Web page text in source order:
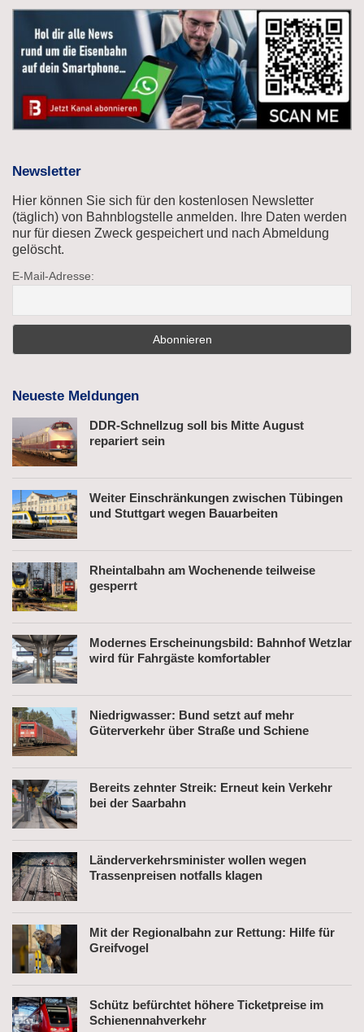
Newsletter
Hier können Sie sich für den kostenlosen Newsletter
(täglich) von Bahnblogstelle anmelden. Ihre Daten werden
nur für diesen Zweck gespeichert und nach Abmeldung
gelöscht.
E-Mail-Adresse:
Neueste Meldungen
DDR-Schnellzug soll bis Mitte August
repariert sein
Weiter Einschränkungen zwischen Tübingen
und Stuttgart wegen Bauarbeiten
Rheintalbahn am Wochenende teilweise
gesperrt
Modernes Erscheinungsbild: Bahnhof Wetzlar
wird für Fahrgäste komfortabler
Niedrigwasser: Bund setzt auf mehr
Güterverkehr über Straße und Schiene
Bereits zehnter Streik: Erneut kein Verkehr
bei der Saarbahn
Länderverkehrsminister wollen wegen
Trassenpreisen notfalls klagen
Mit der Regionalbahn zur Rettung: Hilfe für
Greifvogel
Schütz befürchtet höhere Ticketpreise im
Schienennahverkehr